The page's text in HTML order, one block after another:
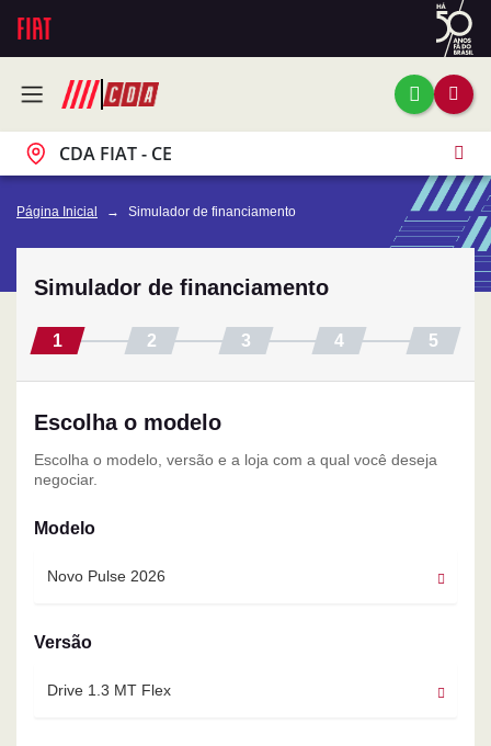
CDA FIAT - CE
Página Inicial Simulador de financiamento
Simulador de financiamento
Escolha o modelo
Escolha o modelo, versão e a loja com a qual você deseja
negociar.
Modelo
Novo Pulse 2026
Versão
Drive 1.3 MT Flex